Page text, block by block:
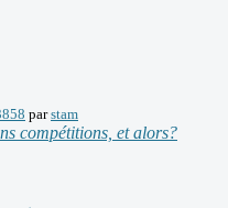
parstam
compétitions, et alors?